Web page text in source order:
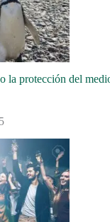
la protección del